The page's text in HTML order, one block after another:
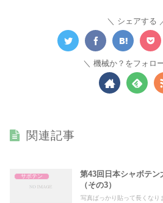
シェアする
機械か？をフォロ
関連記事
サボテン
第43回日本シャボテ
（その3）
写真ばっかり貼って長くなり